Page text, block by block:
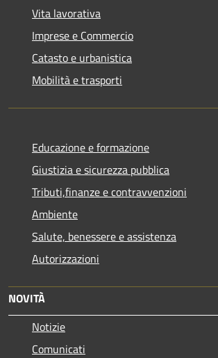
Vita lavorativa
Imprese e Commercio
Catasto e urbanistica
Mobilità e trasporti
Educazione e formazione
Giustizia e sicurezza pubblica
Tributi,finanze e contravvenzioni
Ambiente
Salute, benessere e assistenza
Autorizzazioni
NOVITÀ
Notizie
Comunicati